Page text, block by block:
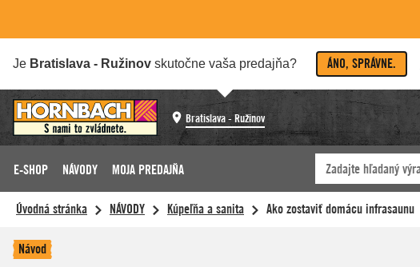
Je Bratislava - Ružinov skutočne vaša predajňa? ÁNO, SPRÁVNE.
Bratislava - Ružinov
E-SHOP NÁVODY MOJA PREDAJŇA